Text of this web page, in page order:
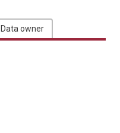
Data owner